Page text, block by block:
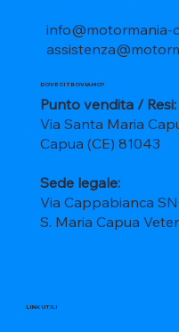
info@motormania-
DOVE CI TROVIAMO?
Punto vendita / Resi:
Via Santa Maria
Capua (CE) 81043
Sede legale:
Via Cappabianca
S. Maria Capua
LINK UTILI